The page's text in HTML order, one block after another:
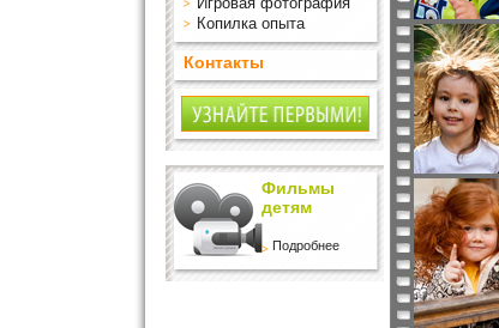
Копилка опыта
Контакты
Фильмы
детям
Подробнее